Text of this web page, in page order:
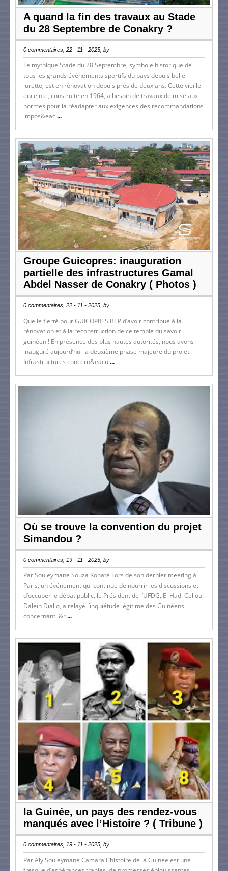
A quand la fin des travaux au Stade
du 28 Septembre de Conakry ?
0 commentaires, 22 - 11 - 2025, by
Le mythique Stade du 28 Septembre, symbole historique de
tous les grands événements sportifs du pays depuis belle
lurette, est en rénovation depuis près de deux ans. Cette vieille
enceinte, construite en 1964, a besoin de travaux de mise aux
normes pour la réadapter aux exigences des recommandations
impos&eac ...
Groupe Guicopres: inauguration
partielle des infrastructures Gamal
Abdel Nasser de Conakry ( Photos )
0 commentaires, 22 - 11 - 2025, by
Quelle fierté pour GUICOPRES BTP d’avoir contribué à la
rénovation et à la reconstruction de ce temple du savoir
guinéen ! En présence des plus hautes autorités, nous avons
inauguré aujourd’hui la deuxième phase majeure du projet.
Infrastructures concern&eacu...
Où se trouve la convention du projet
Simandou ?
0 commentaires, 19 - 11 - 2025, by
Par Souleymane Souza Konaté Lors de son dernier meeting à
Paris, un événement qui continue de nourrir les discussions et
d’occuper le débat public, le Président de l’UFDG, El Hadj Cellou
Dalein Diallo, a relayé l’inquiétude légitime des Guinéens
concernant l&r...
la Guinée, un pays des rendez-vous
manqués avec l’Histoire ? ( Tribune )
0 commentaires, 19 - 11 - 2025, by
Par Aly Souleymane Camara L’histoire de la Guinée est une